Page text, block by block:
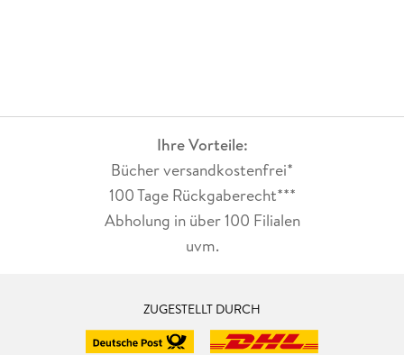
Ihre Vorteile:
Bücher versandkostenfrei*
100 Tage Rückgaberecht***
Abholung in über 100 Filialen
uvm.
ZUGESTELLT DURCH